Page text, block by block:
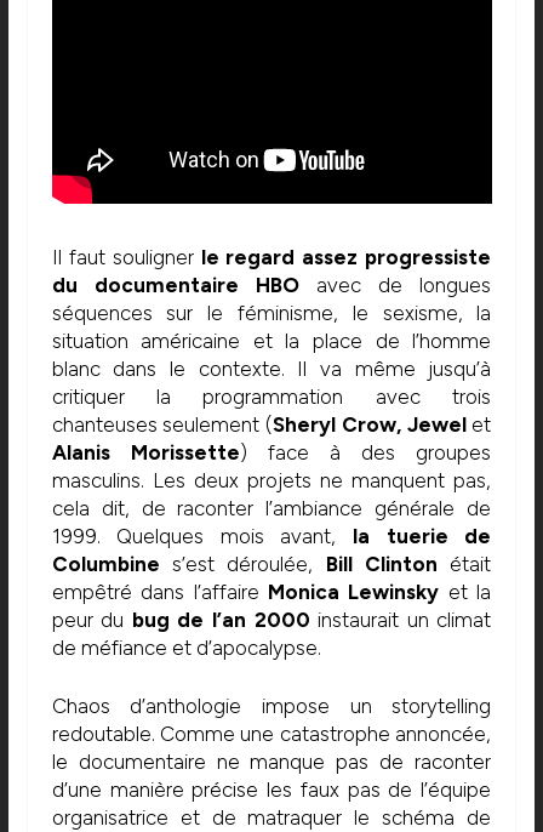
Il faut souligner le regard assez progressiste
du documentaire HBOavec de longues
séquences sur le féminisme, le sexisme, la
situation américaine et la place de l’homme
blanc dans le contexte. Il va même jusqu’à
critiquer la programmation avec trois
chanteuses seulement (Sheryl Crow, Jewelet
Alanis Morissette) face à des groupes
masculins. Les deux projets ne manquent pas,
cela dit, de raconter l’ambiance générale de
1999. Quelques mois avant, la tuerie de
Columbine s’est déroulée, Bill Clinton était
empêtré dans l’affaire Monica Lewinsky et la
peur du bug de l’an 2000 instaurait un climat
de méfiance et d’apocalypse.
Chaos d’anthologie impose un storytelling
redoutable. Comme une catastrophe annoncée,
le documentaire ne manque pas de raconter
d’une manière précise les faux pas de l’équipe
organisatrice et de matraquer le schéma de